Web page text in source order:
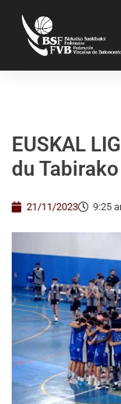
EUSKAL
du
21/11/2023 9:25